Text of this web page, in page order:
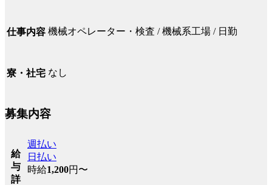
仕事内容 機械オペレーター・検査 / 機械系工場 / 日勤
寮・社宅 なし
募集内容
給
与
詳
週払い
日払い
時給1,200円〜